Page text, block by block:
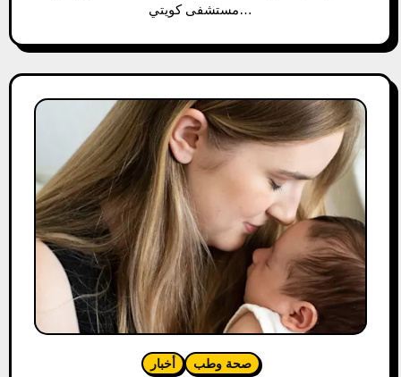
مستشفى كويتي…
أخبار صحة وطب